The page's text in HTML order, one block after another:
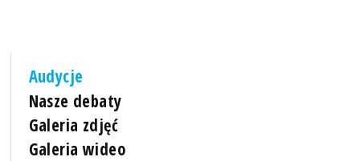
Audycje
Nasze debaty
Galeria zdjęć
Galeria wideo